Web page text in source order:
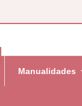
Manualidades